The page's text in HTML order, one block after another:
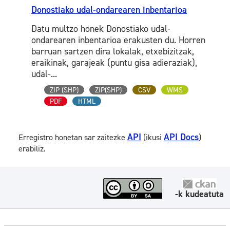
Donostiako udal-ondarearen inbentarioa
Datu multzo honek Donostiako udal-
ondarearen inbentarioa erakusten du. Horren
barruan sartzen dira lokalak, etxebizitzak,
eraikinak, garajeak (puntu gisa adieraziak),
udal-...
ZIP (SHP) ZIP(SHP) CSV
WMS
PDF
HTML
Erregistro honetan sar zaitezke API (ikusi API Docs)
erabiliz.
-k kudeatuta